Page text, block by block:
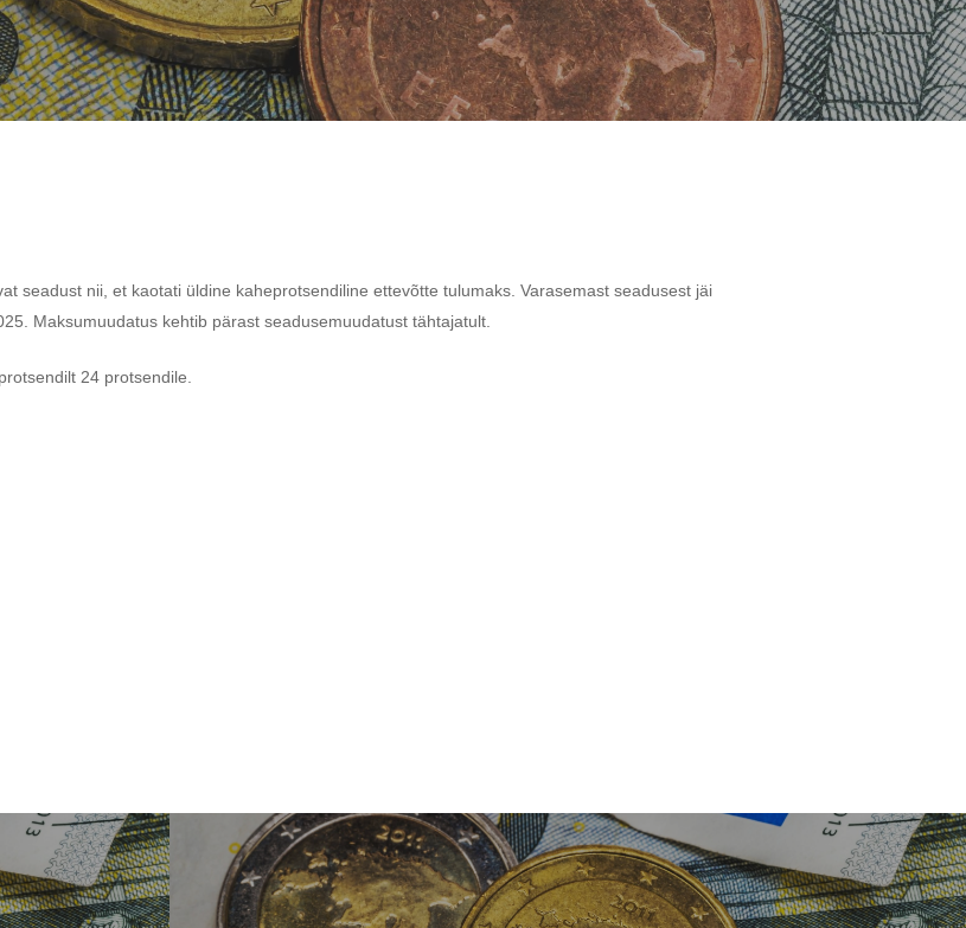
seadust nii,et kaotati üldine kaheprotsendilineettevõttetulumaks.Varasemastseadusest jäi
Maksumuudatus kehtib pärastseadusemuudatusttähtajatult.
24 protsendile.